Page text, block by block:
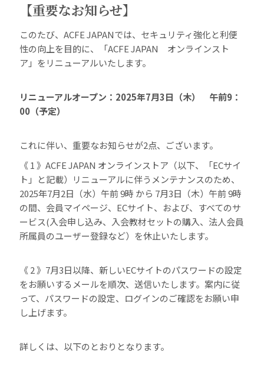
【重要なお知らせ】
このたび、ACFE JAPANでは、セキュリティ強化と利便
性の向上を目的に、「ACFE JAPAN オンラインスト
ア」をリニューアルいたします。
リニューアルオープン：2025年7月3日（木） 午前9：
00（予定）
これに伴い、重要なお知らせが2点、ございます。
《 1 》ACFE JAPAN オンラインストア（以下、「ECサイ
ト」と記載）リニューアルに伴うメンテナンスのため、
2025年7月2日（水）午前 9時 から 7月3日（木）午前 9時
の間、会員マイページ、ECサイト、および、すべてのサ
ービス(入会申し込み、入会教材セットの購入、法人会員
所属員のユーザー登録など）を休止いたします。
《 2 》7月3日以降、新しいECサイトのパスワードの設定
をお願いするメールを順次、送信いたします。案内に従
って、パスワードの設定、ログインのご確認をお願い申
し上げます。
詳しくは、以下のとおりとなります。